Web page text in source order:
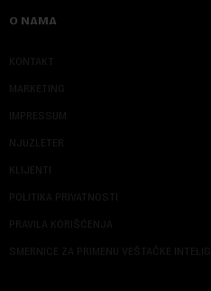
O NAMA
KONTAKT
MARKETING
IMPRESSUM
NJUZLETER
KLIJENTI
POLITIKA PRIVATNOSTI
PRAVILA KORIŠĆENJA
SMERNICE ZA PRIMENU VEŠTAČKE